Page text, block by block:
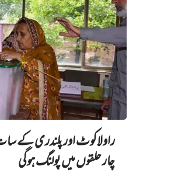
راولاکوٹ اور پلندری کے
چار حلقوں میں پولنگ ہوگی